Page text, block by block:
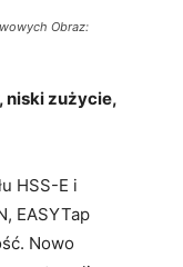
Obraz:
niski zużycie,
HSS-E i
EASYTap
Nowo